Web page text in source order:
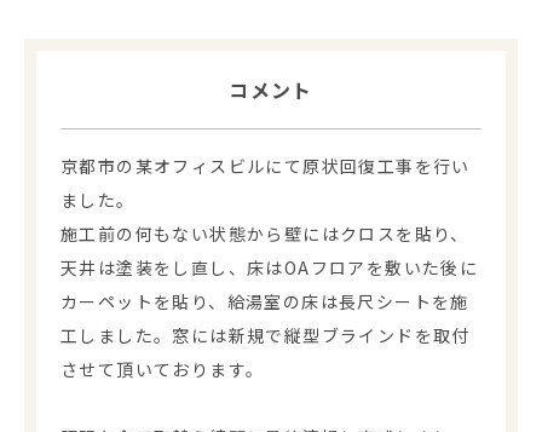
コメント
京都市の某オフィスビルにて原状回復工事を行い
ました。
施工前の何もない状態から壁にはクロスを貼り、
天井は塗装をし直し、床はOAフロアを敷いた後に
カーペットを貼り、給湯室の床は長尺シートを施
工しました。窓には新規で縦型ブラインドを取付
させて頂いております。